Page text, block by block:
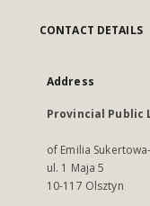
CONTACT DETAILS
Address
Provincial Public
of Emilia
ul. 1 Maja 5
10-117 Olsztyn